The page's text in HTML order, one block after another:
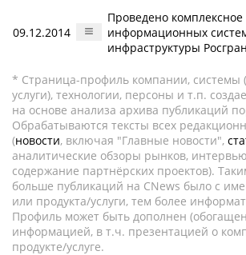
09.12.2014
Проведено
информационных
инфраструктуры
* Страница-профиль компании, системы
услуги), технологии, персоны и т.п.
на основе анализа архива публикаций
Обрабатываются тексты всех
(новости, включая "Главные новости",
аналитические обзоры рынков,
содержание партнёрских проектов).
больше публикаций на CNews было с
или продукта/услуги, тем более
Профиль может быть дополнен
информацией, в т.ч. презентацией о
продукте/услуге.